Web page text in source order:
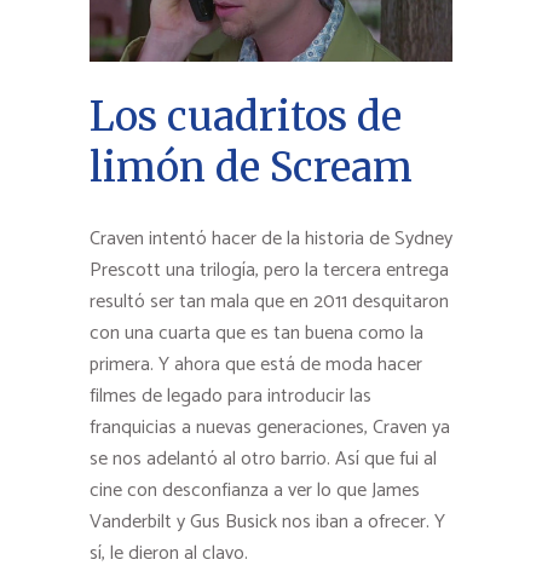
Los cuadritos de
limón de Scream
Craven intentó hacer de la historia de Sydney
Prescott una trilogía, pero la tercera entrega
resultó ser tan mala que en 2011 desquitaron
con una cuarta que es tan buena como la
primera. Y ahora que está de moda hacer
filmes de legado para introducir las
franquicias a nuevas generaciones, Craven ya
se nos adelantó al otro barrio. Así que fui al
cine con desconfianza a ver lo que James
Vanderbilt y Gus Busick nos iban a ofrecer. Y
sí, le dieron al clavo.